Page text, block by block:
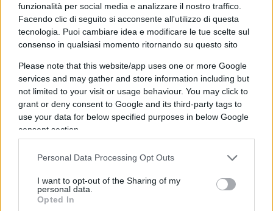
funzionalità per social media e analizzare il nostro traffico.
Facendo clic di seguito si acconsente all'utilizzo di questa
tecnologia. Puoi cambiare idea e modificare le tue scelte sul
consenso in qualsiasi momento ritornando su questo sito
Please note that this website/app uses one or more Google
services and may gather and store information including but
not limited to your visit or usage behaviour. You may click to
grant or deny consent to Google and its third-party tags to
use your data for below specified purposes in below Google
consent section.
Personal Data Processing Opt Outs
I want to opt-out of the Sharing of my
personal data.
Opted In
Corte dei Conti, un’altra invasione di campo per
Perché ha senso la riforma della Corte dei
Conti (che le toghe contestano)